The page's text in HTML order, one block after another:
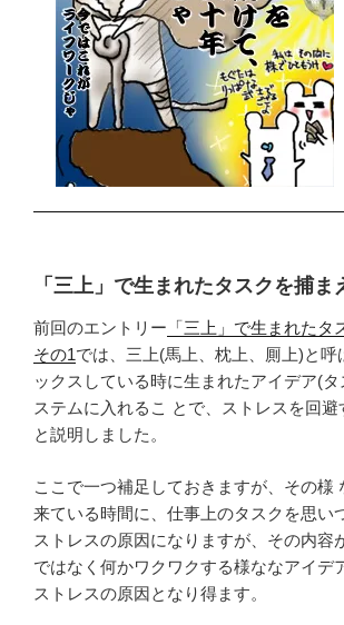
「三上」で生まれたタスクを捕ま
前回のエントリー 「三上」で生まれたタ
その1では、三上(馬上、枕上、厠上)と呼
ックスしている時に生まれたアイデア(
ステムに入れるこ とで、ストレスを回避
と説明しました。
ここで一つ補足しておきますが、その様
来ている時間に、仕事上のタスクを思い
ストレスの原因になりますが、その内容
ではなく何かワクワクする様ななアイデ
ストレスの原因となり得ます。